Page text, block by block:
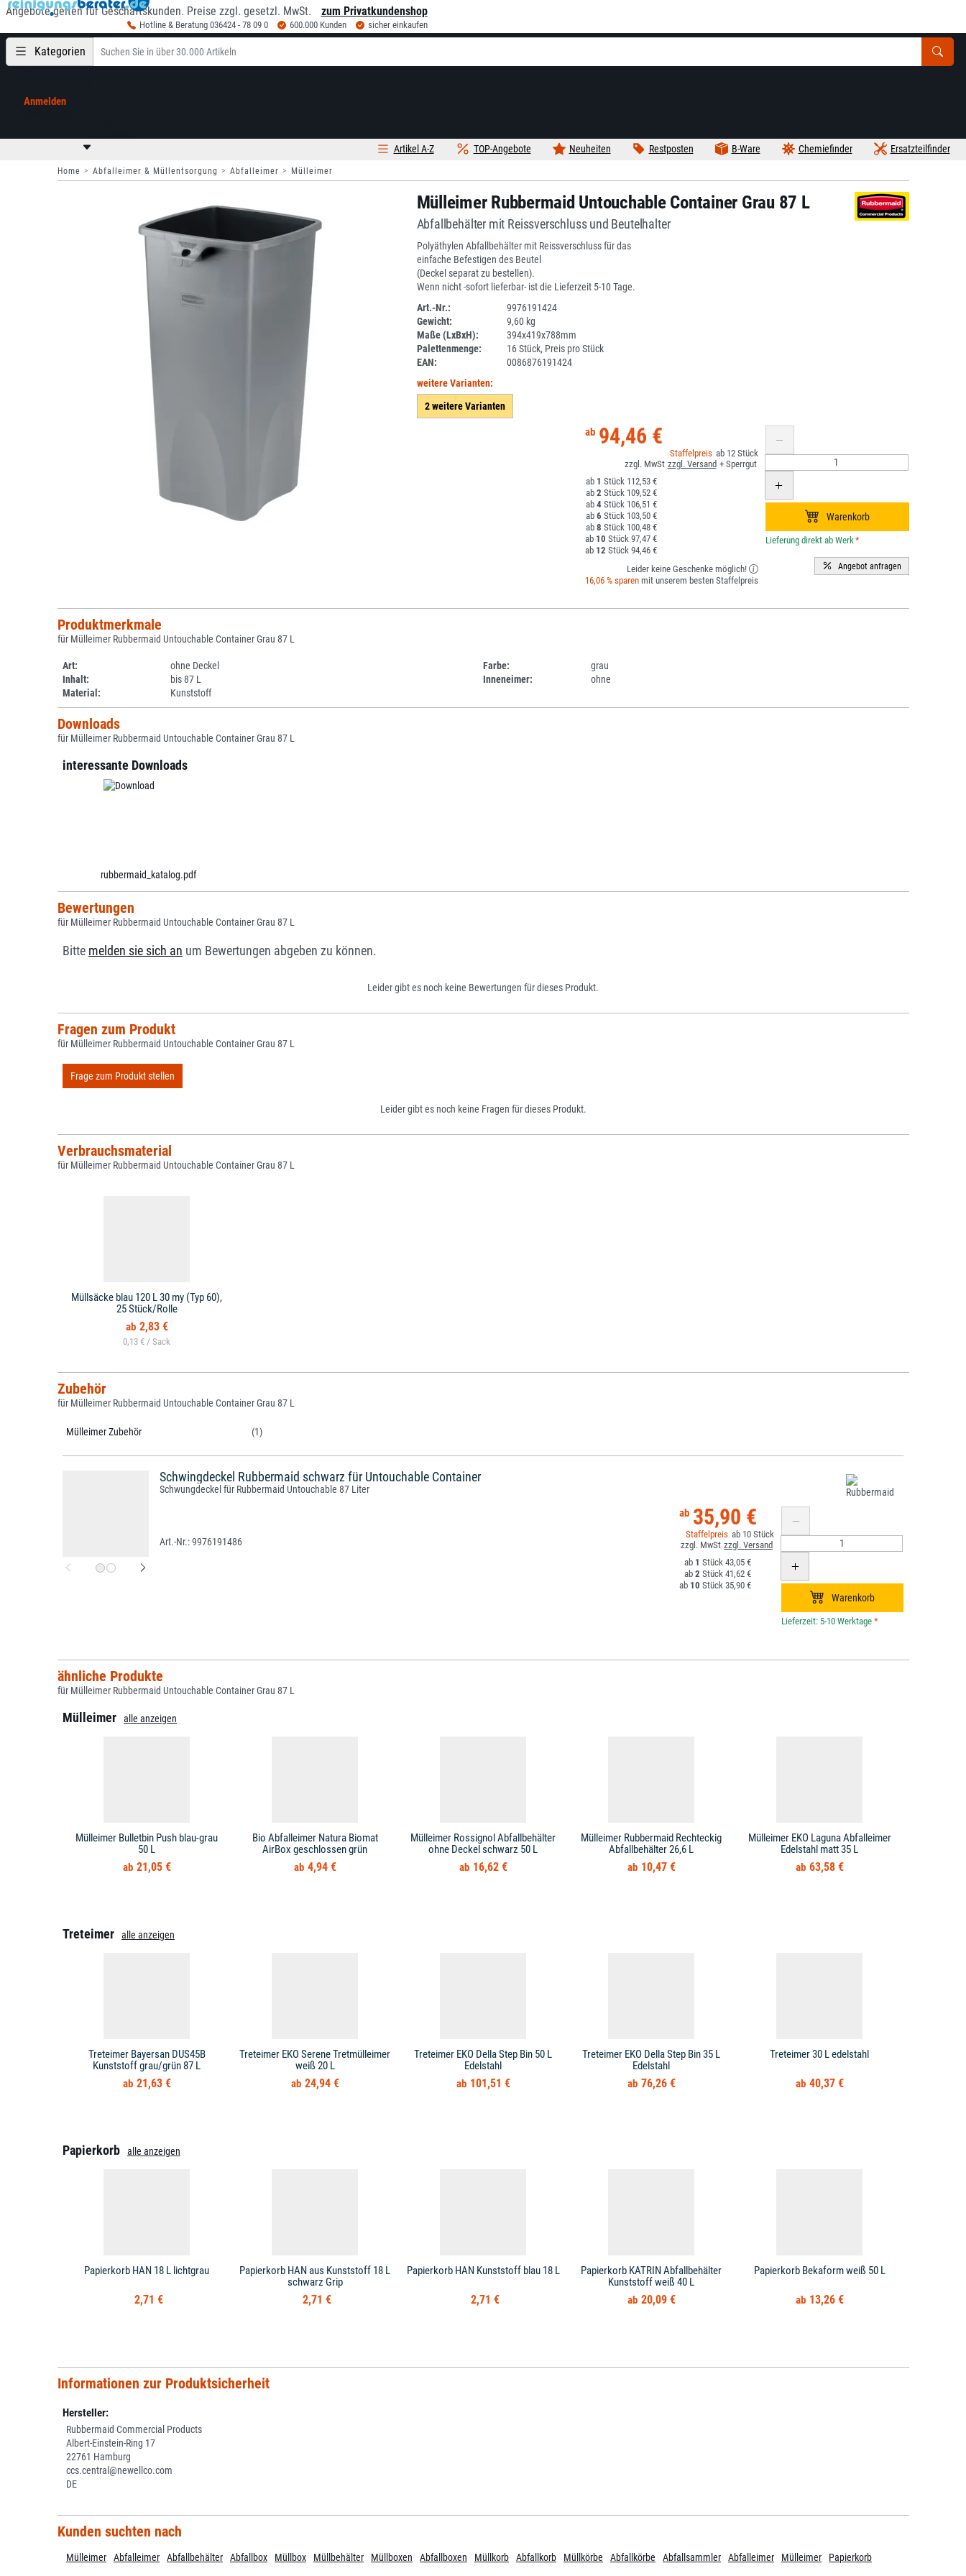
Angebote gelten für Geschäftskunden. Preise zzgl. gesetzl. MwSt. zum Privatkundenshop
Hotline & Beratung 036424 - 78 09 0 600.000 Kunden sicher einkaufen
Kategorien
Anmelden
Ersatzteilfinder
Chemiefinder
B-Ware
Restposten
Neuheiten
TOP-Angebote
Artikel A-Z
Home Abfalleimer & Müllentsorgung Abfalleimer Mülleimer
Mülleimer Rubbermaid Untouchable Container Grau 87 L
Abfallbehälter mit Reissverschluss und Beutelhalter
Polyäthylen Abfallbehälter mit Reissverschluss für das
einfache Befestigen des Beutel
(Deckel separat zu bestellen).
Wenn nicht -sofort lieferbar- ist die Lieferzeit 5-10 Tage.
Art.-Nr.:
9976191424
Gewicht:
9,60 kg
Maße (LxBxH):
394x419x788mm
Palettenmenge:
16 Stück, Preis pro Stück
EAN:
0086876191424
weitere Varianten:
2 weitere Varianten
94,46 €
12
1
112,53 €
2
109,52 €
4
106,51 €
6
103,50 €
8
100,48 €
10
97,47 €
12
94,46 €
Leider keine Geschenke möglich!
16,06 % sparenmit unserem besten Staffelpreis
*
Produktmerkmale
für Mülleimer Rubbermaid Untouchable Container Grau 87 L
Art: ohne Deckel Farbe:
grau
Inhalt:
bis 87 L Inneneimer:
ohne
Material:
Kunststoff
Downloads
für Mülleimer Rubbermaid Untouchable Container Grau 87 L
interessante Downloads
rubbermaid_katalog.pdf
Bewertungen
für Mülleimer Rubbermaid Untouchable Container Grau 87 L
Bitte melden sie sich an um Bewertungen abgeben zu können.
Leider gibt es noch keine Bewertungen für dieses Produkt.
Fragen zum Produkt
für Mülleimer Rubbermaid Untouchable Container Grau 87 L
Frage zum Produkt stellen
Leider gibt es noch keine Fragen für dieses Produkt.
Verbrauchsmaterial
für Mülleimer Rubbermaid Untouchable Container Grau 87 L
Müllsäcke blau 120 L 30 my (Typ 60),
25 Stück/Rolle
2,83 €
0,13 € /
Zubehör
für Mülleimer Rubbermaid Untouchable Container Grau 87 L
Mülleimer Zubehör (1)
Schwingdeckel Rubbermaid schwarz für Untouchable Container
Schwungdeckel für Rubbermaid Untouchable 87 Liter
9976191486
35,90 €
10
1
43,05 €
2
41,62 €
10
35,90 €
*
ähnliche Produkte
für Mülleimer Rubbermaid Untouchable Container Grau 87 L
Mülleimer alle anzeigen
Mülleimer Bulletbin Push blau-grau
50 L
21,05 €
Bio Abfalleimer Natura Biomat
AirBox geschlossen grün
4,94 €
Mülleimer Rossignol Abfallbehälter
ohne Deckel schwarz 50 L
16,62 €
Mülleimer Rubbermaid Rechteckig
Abfallbehälter 26,6 L
10,47 €
Mülleimer EKO Laguna Abfalleimer
Edelstahl matt 35 L
63,58 €
Treteimer alle anzeigen
Treteimer Bayersan DUS45B
Kunststoff grau/grün 87 L
21,63 €
Treteimer EKO Serene Tretmülleimer
weiß 20 L
24,94 €
Treteimer EKO Della Step Bin 50 L
Edelstahl
101,51 €
Treteimer EKO Della Step Bin 35 L
Edelstahl
76,26 €
Treteimer 30 L edelstahl
40,37 €
Papierkorb alle anzeigen
Papierkorb HAN 18 L lichtgrau
2,71 €
Papierkorb HAN aus Kunststoff 18 L
schwarz Grip
2,71 €
Papierkorb HAN Kunststoff blau 18 L
2,71 €
Papierkorb KATRIN Abfallbehälter
Kunststoff weiß 40 L
20,09 €
Papierkorb Bekaform weiß 50 L
13,26 €
Informationen zur Produktsicherheit
Hersteller:
Rubbermaid Commercial Products
Albert-Einstein-Ring 17
22761 Hamburg
ccs.central@newellco.com
DE
Kunden suchten nach
Mülleimer Abfalleimer Abfallbehälter Abfallbox Müllbox Müllbehälter Müllboxen Abfallboxen Müllkorb Abfallkorb Müllkörbe Abfallkörbe Abfallsammler Abfalleimer Mülleimer Papierkorb